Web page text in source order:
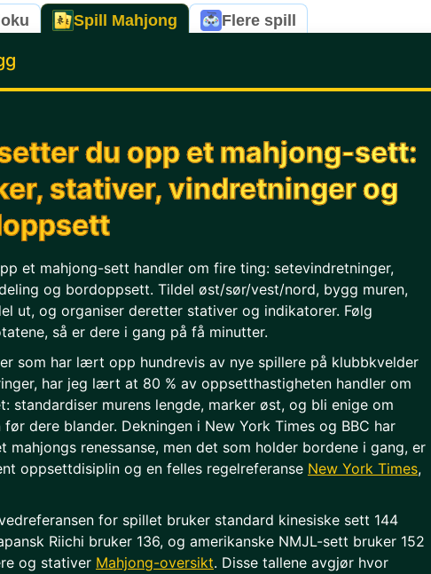
Spill Mahjong Flere spill
du opp et mahjong-sett:
stativer, vindretninger og
et mahjong-sett handler om fire ting: setevindretninger,
og bordoppsett. Tildel øst/sør/vest/nord, bygg muren,
ut, og organiser deretter stativer og indikatorer. Følg
så er dere i gang på få minutter.
som har lært opp hundrevis av nye spillere på klubbkvelder
har jeg lært at 80 % av oppsetthastigheten handler om
standardiser murens lengde, marker øst, og bli enige om
før dere blander. Dekningen i New York Times og BBC har
mahjongs renessanse, men det som holder bordene i gang, er
oppsettdisiplin og en felles regelreferanse New York Times,
for spillet bruker standard kinesiske sett 144
Riichi bruker 136, og amerikanske NMJL-sett bruker 152
og stativer Mahjong-oversikt. Disse tallene avgjør hvor